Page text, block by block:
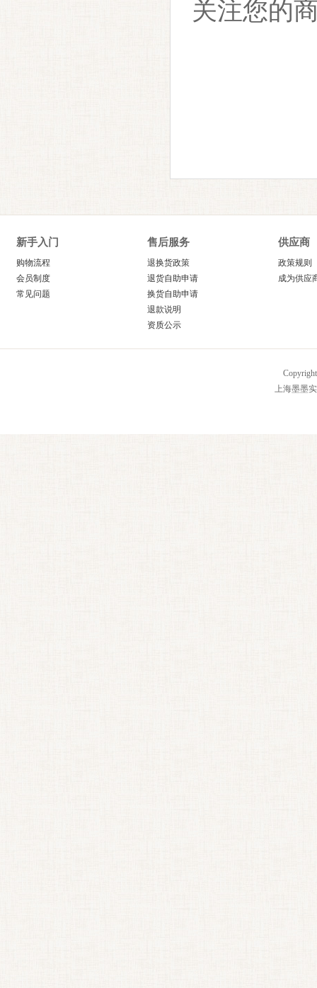
关注您的
新手入门
购物流程
会员制度
常见问题
售后服务
退换货政策
退货自助申请
换货自助申请
退款说明
资质公示
供应商
政策规则
成为供应
上海墨墨